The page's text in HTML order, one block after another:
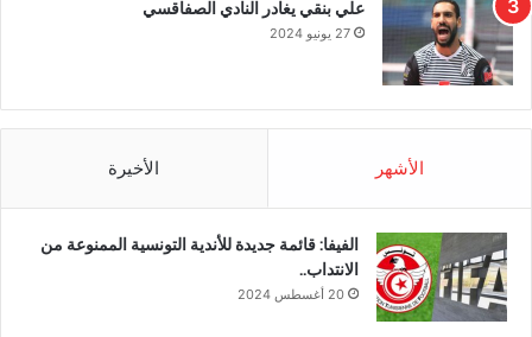
علي بنقي يغادر النادي الصفاقسي
27 يونيو 2024
الأشهر الأخيرة
الفيفا: قائمة جديدة للأندية التونسية الممنوعة من
الانتداب..
20 أغسطس 2024